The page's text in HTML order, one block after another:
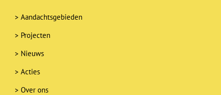
> Aandachtsgebieden
> Projecten
> Nieuws
> Acties
> Over ons